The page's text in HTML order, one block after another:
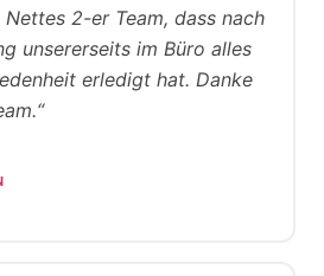
2-er Team, dass nach
unsererseits im Büro alles
erledigt hat. Danke